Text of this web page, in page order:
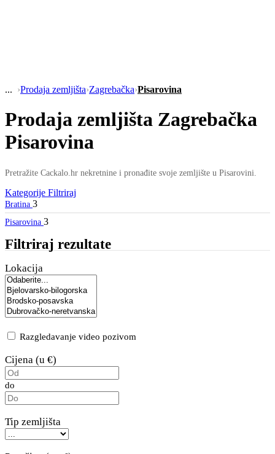
›Prodaja zemljišta›Zagrebačka›Pisarovina
Prodaja zemljišta Zagrebačka
Pisarovina
Pretražite Cackalo.hr nekretnine i pronađite svoje zemljište u Pisarovini.
Kategorije Filtriraj
Bratina 3
Pisarovina 3
Filtriraj rezultate
Lokacija
Razgledavanje video pozivom
Cijena (u €)
do
Tip zemljišta